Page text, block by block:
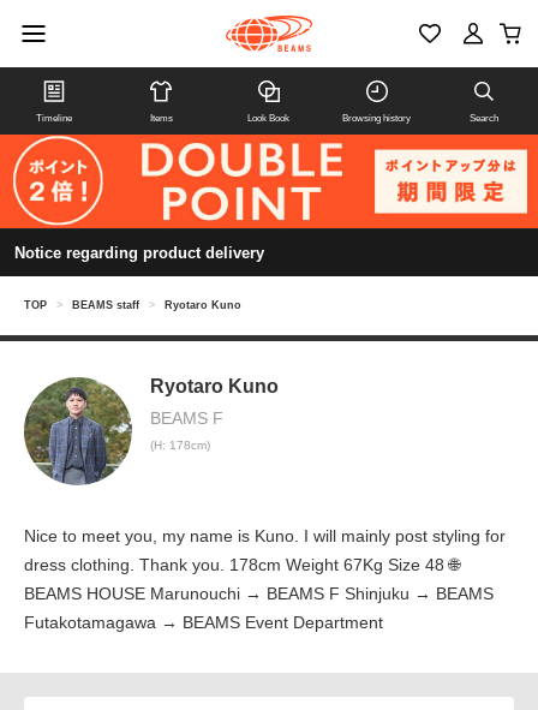
Timeline Items Look Book Browsing history Search
Notice regarding product delivery
TOP > BEAMS staff > Ryotaro Kuno
Ryotaro Kuno
BEAMS F
(H: 178cm)
Nice to meet you, my name is Kuno. I will mainly post styling for
dress clothing. Thank you. 178cm Weight 67Kg Size 48 🌐
BEAMS HOUSE Marunouchi → BEAMS F Shinjuku → BEAMS
Futakotamagawa → BEAMS Event Department